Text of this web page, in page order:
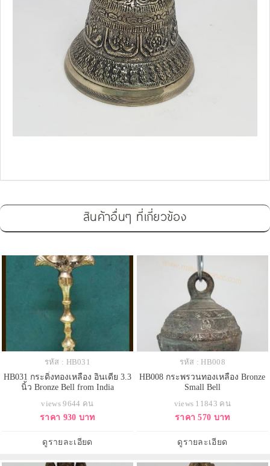
สินค้าอื่นๆ ที่เกี่ยวข้อง
รหัส : HB031
HB031 กระดิ่งทองเหลือง อินเดีย 3.3
นิ้ว Bronze Bell from India
views 9644 คน
ราคา 930 บาท
ดูรายละเอียด
รหัส : HB008
HB008 กระพรวนทองเหลือง Bronze
Small Bell
views 11843 คน
ราคา 570 บาท
ดูรายละเอียด